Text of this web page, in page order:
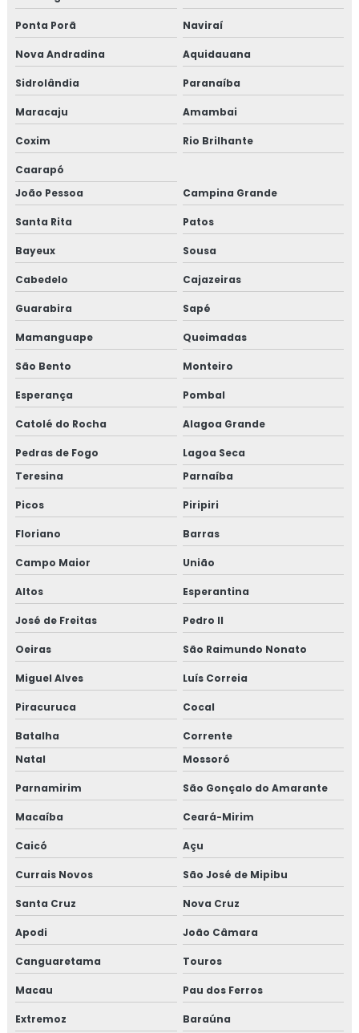
Ponta Porã Naviraí
Nova Andradina Aquidauana
Sidrolândia Paranaíba
Maracaju Amambai
Coxim Rio Brilhante
Caarapó
João Pessoa
Campina Grande
Santa Rita Patos
Bayeux Sousa
Cabedelo Cajazeiras
Guarabira Sapé
Mamanguape Queimadas
São Bento Monteiro
Esperança Pombal
Catolé do Rocha Alagoa Grande
Pedras de Fogo
Lagoa Seca
Teresina
Parnaíba
Picos Piripiri
Floriano Barras
Campo Maior União
Altos Esperantina
José de Freitas Pedro II
Oeiras São Raimundo Nonato
Miguel Alves Luís Correia
Piracuruca Cocal
Batalha
Corrente
Natal
Mossoró
Parnamirim São Gonçalo do Amarante
Macaíba Ceará-Mirim
Caicó Açu
Currais Novos São José de Mipibu
Santa Cruz Nova Cruz
Apodi João Câmara
Canguaretama Touros
Macau Pau dos Ferros
Extremoz
Baraúna